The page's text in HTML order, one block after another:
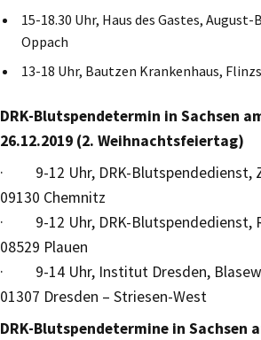
15-18.30 Uhr, Haus des Gastes, August-
Oppach
13-18 Uhr, Bautzen Krankenhaus,
DRK-Blutspendetermin in Sachsen
26.12.2019 (2. Weihnachtsfeiertag)
· 9-12 Uhr, DRK-Blutspendedienst,
09130 Chemnitz
· 9-12 Uhr, DRK-Blutspendedienst,
08529 Plauen
· 9-14 Uhr, Institut Dresden,
01307 Dresden – Striesen-West
DRK-Blutspendetermine in Sachsen